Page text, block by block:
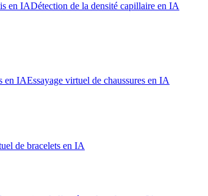
en IADétection de la densité capillaire en IA
en IAEssayage virtuel de chaussures en IA
de bracelets en IA